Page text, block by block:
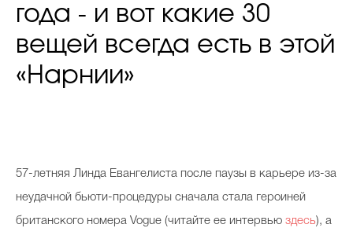
года - и вот какие 30
вещей всегда есть в этой
«Нарнии»
57-летняя Линда Евангелиста после паузы в карьере из-за
неудачной бьюти-процедуры сначала стала героиней
британского номера Vogue (читайте ее интервью здесь), а